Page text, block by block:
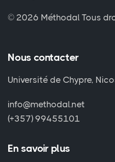
© 2026 Méthodal Tous
Nous contacter
Université de Chypre,
info@methodal.net
(+357) 99455101
En savoir plus